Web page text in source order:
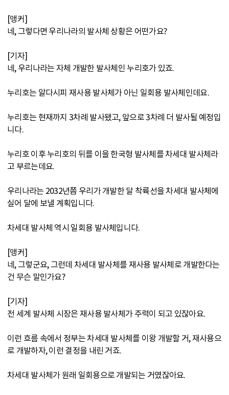
[앵커]
네, 그렇다면 우리나라의 발사체 상황은 어떤가요?
[기자]
네, 우리나라는 자체 개발한 발사체인 누리호가 있죠.
누리호는 알다시피 재사용 발사체가 아닌 일회용 발사체인데요.
누리호는 현재까지 3차례 발사됐고, 앞으로 3차례 더 발사될 예정입
니다.
누리호 이후 누리호의 뒤를 이을 한국형 발사체를 차세대 발사체라
고 부르는데요.
우리나라는 2032년쯤 우리가 개발한 달 착륙선을 차세대 발사체에
실어 달에 보낼 계획입니다.
차세대 발사체 역시 일회용 발사체입니다.
[앵커]
네, 그렇군요, 그런데 차세대 발사체를 재사용 발사체로 개발한다는
건 무슨 말인가요?
[기자]
전 세계 발사체 시장은 재사용 발사체가 주력이 되고 있잖아요.
이런 흐름 속에서 정부는 차세대 발사체를 이왕 개발할 거, 재사용으
로 개발하자, 이런 결정을 내린 거죠.
차세대 발사체가 원래 일회용으로 개발되는 거였잖아요.